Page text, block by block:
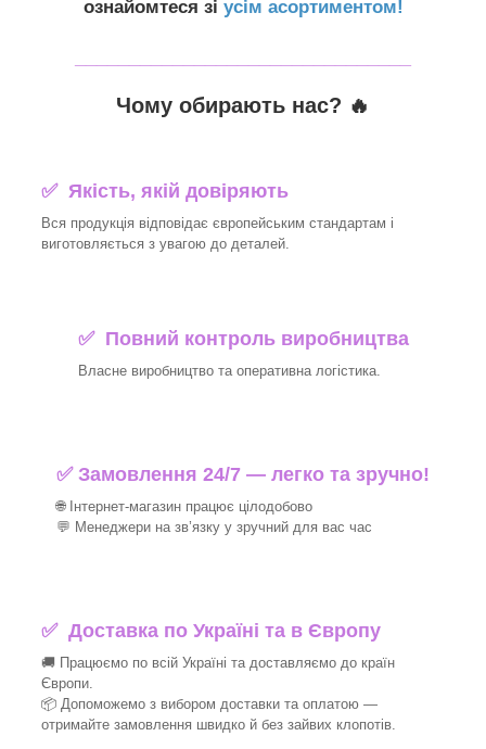
ознайомтеся зі усім асортиментом!
Чому обирають нас? 🔥
✅ Якість, якій довіряють
Вся продукція відповідає європейським стандартам і
виготовляється з увагою до деталей.
✅ Повний контроль виробництва
Власне виробництво та оперативна логістика.
✅ Замовлення 24/7 — легко та зручно!
🌐 Інтернет-магазин працює цілодобово
💬 Менеджери на зв’язку у зручний для вас час
✅Доставка по Україні та в Європу
🚚 Працюємо по всій Україні та доставляємо до країн
Європи.
📦 Допоможемо з вибором доставки та оплатою —
отримайте замовлення швидко й без зайвих клопотів.